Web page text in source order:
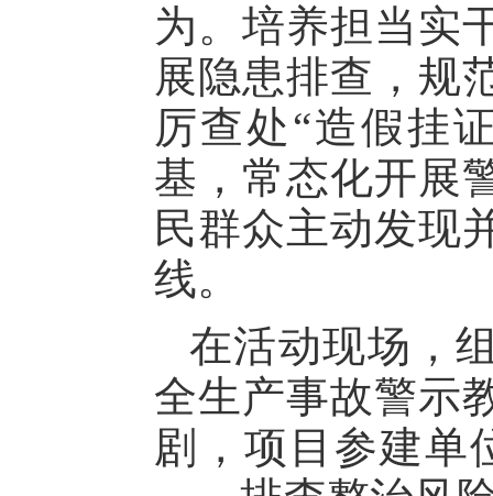
为。培养担当实
展隐患排查，规
厉查处“造假挂
基，常态化开展
民群众主动发现
线。
在活动现场，
全生产事故警示
剧，项目参建单